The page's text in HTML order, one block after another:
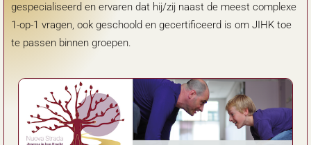
gespecialiseerd en ervaren dat hij/zij naast de meest complexe
1-op-1 vragen, ook geschoold en gecertificeerd is om JIHK toe
te passen binnen groepen.